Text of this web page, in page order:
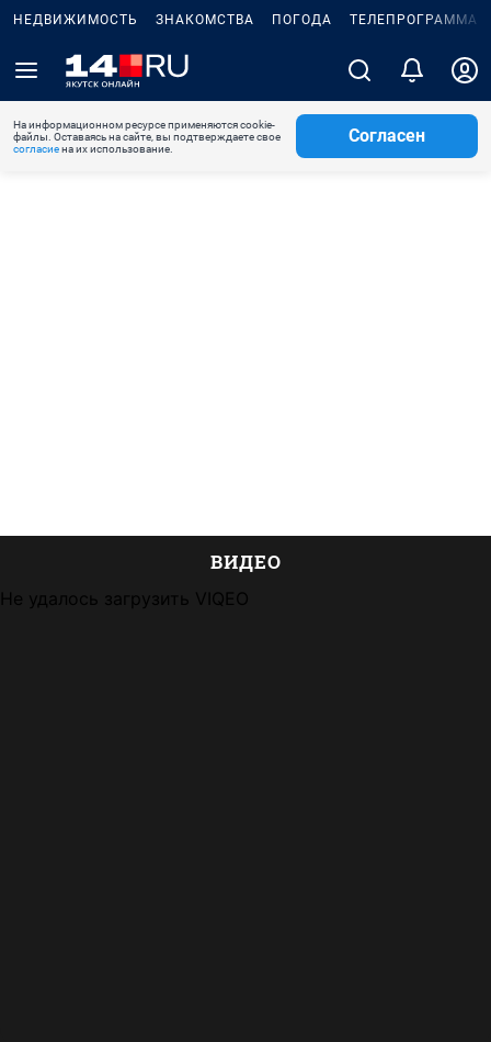
НЕДВИЖИМОСТЬ ЗНАКОМСТВА ПОГОДА ТЕЛЕПРОГРАММА
На информационном ресурсе применяются cookie-
файлы. Оставаясь на сайте, вы подтверждаете свое
согласиена их использование.
Согласен
ВИДЕО
Не удалось загрузить VIQEO